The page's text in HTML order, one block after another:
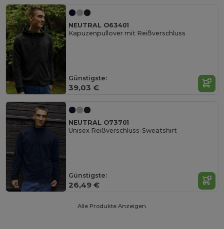
NEUTRAL O63401
Kapuzenpullover mit Reißverschluss
Günstigste:
39,03 €
NEUTRAL O73701
Unisex Reißverschluss-Sweatshirt
Günstigste:
26,49 €
Alle Produkte Anzeigen.